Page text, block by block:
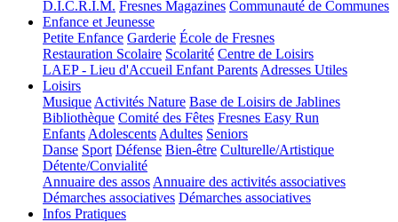
D.I.C.R.I.M. Fresnes Magazines Communauté de Communes
Enfance et Jeunesse
Petite Enfance Garderie École de Fresnes
Restauration Scolaire Scolarité Centre de Loisirs
LAEP - Lieu d'Accueil Enfant Parents Adresses Utiles
Loisirs
Musique Activités Nature Base de Loisirs de Jablines
Bibliothèque Comité des Fêtes Fresnes Easy Run
Enfants Adolescents Adultes Seniors
Danse Sport Défense Bien-être Culturelle/Artistique
Détente/Convialité
Annuaire des assos Annuaire des activités associatives
Démarches associatives Démarches associatives
Infos Pratiques